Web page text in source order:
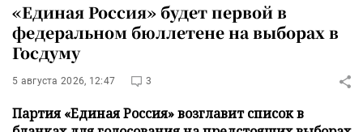
«Единая Россия» будет первой в
федеральном бюллетене на выборах в
Госдуму
5 августа 2026, 12:47 3
Партия «Единая Россия» возглавит список в